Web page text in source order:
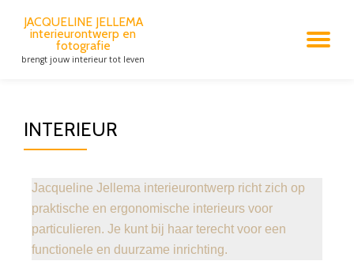
JACQUELINE JELLEMA
interieurontwerp en
fotografie
brengt jouw interieur tot leven
INTERIEUR
Jacqueline Jellema interieurontwerp richt zich op
praktische en ergonomische interieurs voor
particulieren. Je kunt bij haar terecht voor een
functionele en duurzame inrichting.